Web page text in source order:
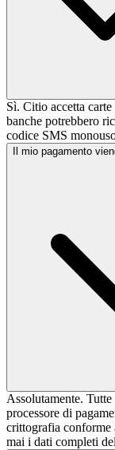
Sì. Citio accetta
banche potrebbero
codice SMS
Il mio pagamento
Assolutamente.
processore di
crittografia conforme
mai i dati completi